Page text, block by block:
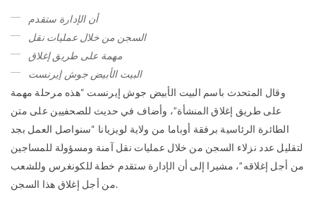
أن الإدارة ستقدم
السجن من خلال عمليات نقل
مهمة على طريق إغلاق
البيت الأبيض جوش إيرنست
وقال المتحدث باسم البيت الأبيض جوش إيرنست “هذه مرحلة مهمة
على طريق إغلاق المنشأة”، وأضاف في حديث للصحفيين على متن
الطائرة الرئاسية برفقة أوباما من ولاية لويزيانا “سنواصل العمل بجد
لتقليل عدد نزلاء السجن من خلال عمليات نقل آمنة ومسؤولة للمساجين
من أجل إغلاقه”، مشيرا إلى أن الإدارة ستقدم خطة للكونغرس وللشعب
من أجل إغلاق هذا السجن.